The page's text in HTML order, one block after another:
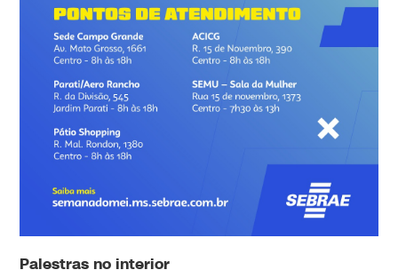
Palestras no interior